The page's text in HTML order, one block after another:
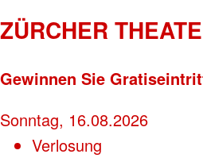
ZÜRCHER
Gewinnen Sie
Sonntag, 16.08.2026
Verlosung